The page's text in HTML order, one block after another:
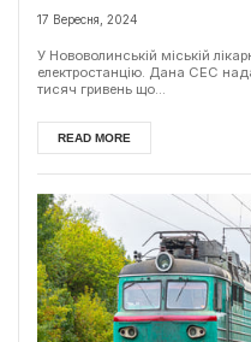
17 Вересня, 2024
У Нововолинській міській
електростанцію. Дана СЕС
тисяч гривень що...
READ MORE